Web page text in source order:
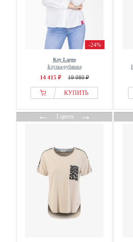
-24%
Key Largo
Блузка-рубашка
14 415 ₽ 19 080 ₽
КУПИТЬ
←3 цвета→